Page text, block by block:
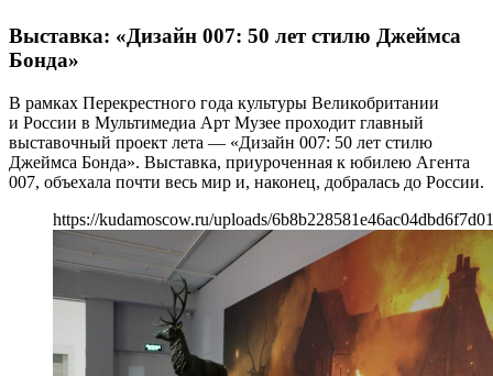
Выставка: «Дизайн 007: 50 лет стилю Джеймса
Бонда»
В рамках Перекрестного года культуры Великобритании
и России в Мультимедиа Арт Музее проходит главный
выставочный проект лета — «Дизайн 007: 50 лет стилю
Джеймса Бонда». Выставка, приуроченная к юбилею Агента
007, объехала почти весь мир и, наконец, добралась до России.
https://kudamoscow.ru/uploads/